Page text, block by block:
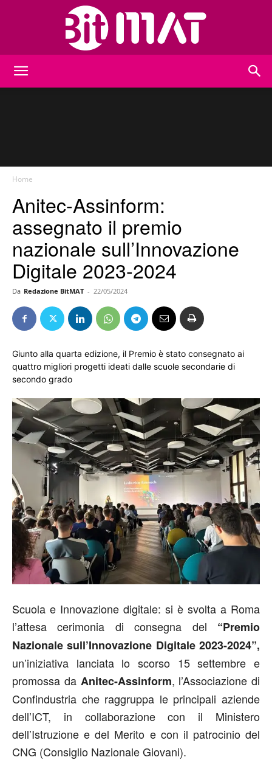
Home
Anitec-Assinform:
assegnato il premio
nazionale sull’Innovazione
Digitale 2023-2024
Da Redazione BitMAT - 22/05/2024
Giunto alla quarta edizione, il Premio è stato consegnato ai
quattro migliori progetti ideati dalle scuole secondarie di
secondo grado
Scuola e Innovazione digitale: si è svolta a Roma
l’attesa cerimonia di consegna del “Premio
Nazionale sull’Innovazione Digitale 2023-2024”,
un’iniziativa lanciata lo scorso 15 settembre e
promossa da Anitec-Assinform, l’Associazione di
Confindustria che raggruppa le principali aziende
dell’ICT, in collaborazione con il Ministero
dell’Istruzione e del Merito e con il patrocinio del
CNG (Consiglio Nazionale Giovani).